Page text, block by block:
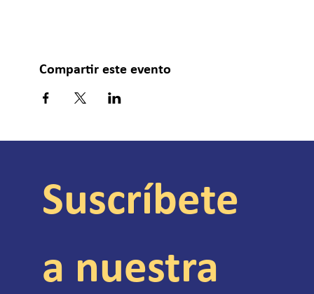
Compartir este evento
Suscríbete
a nuestra